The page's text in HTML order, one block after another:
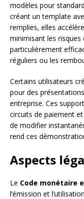
modèles pour
créant un template
remplies, elles
minimisant les risques
particulièrement
réguliers ou les
Certains utilisateurs
pour des
entreprise. Ces
circuits de paiement
de modifier
rend ces
Aspects
Le Code monétaire
l’émission et